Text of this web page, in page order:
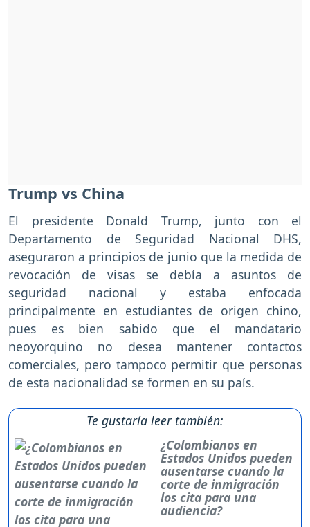
Trump vs China
El presidente Donald Trump, junto con el
Departamento de Seguridad Nacional DHS,
aseguraron a principios de junio que la medida de
revocación de visas se debía a asuntos de
seguridad nacional y estaba enfocada
principalmente en estudiantes de origen chino,
pues es bien sabido que el mandatario
neoyorquino no desea mantener contactos
comerciales, pero tampoco permitir que personas
de esta nacionalidad se formen en su país.
Te gustaría leer también:
¿Colombianos en
Estados Unidos pueden
ausentarse cuando la
corte de inmigración
los cita para una
audiencia?